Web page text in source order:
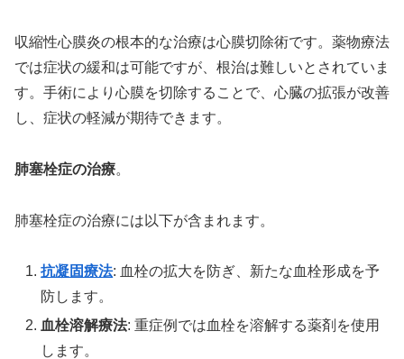
収縮性心膜炎の根本的な治療は心膜切除術です。薬物療法
では症状の緩和は可能ですが、根治は難しいとされていま
す。手術により心膜を切除することで、心臓の拡張が改善
し、症状の軽減が期待できます。
肺塞栓症の治療。
肺塞栓症の治療には以下が含まれます。
抗凝固療法: 血栓の拡大を防ぎ、新たな血栓形成を予
防します。
血栓溶解療法: 重症例では血栓を溶解する薬剤を使用
します。